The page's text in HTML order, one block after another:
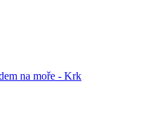
na moře - Krk